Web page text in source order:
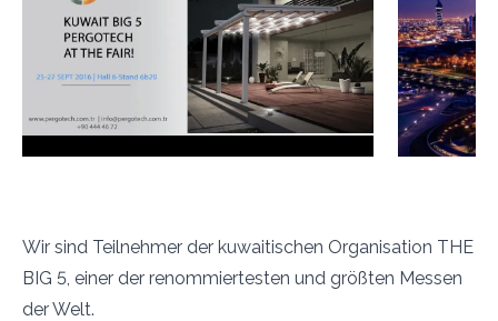
Wir sind Teilnehmer der kuwaitischen Organisation THE
BIG 5, einer der renommiertesten und größten Messen
der Welt.